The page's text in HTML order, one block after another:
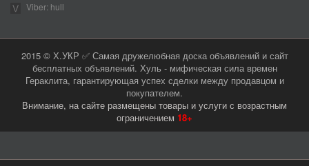
Viber: hull
2015 © Х.УКР ✅ Самая дружелюбная доска объявлений и сайт
бесплатных объявлений. Хуль - мифическая сила времен
Гераклита, гарантирующая успех сделки между продавцом и
покупателем.
Внимание, на сайте размещены товары и услуги с возрастным
ограничением 18+